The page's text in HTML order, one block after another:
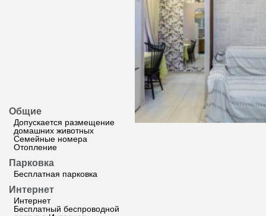
Общие
Допускается размещение
домашних животных
Семейные номера
Отопление
Парковка
Бесплатная парковка
Интернет
Интернет
Бесплатный беспроводной